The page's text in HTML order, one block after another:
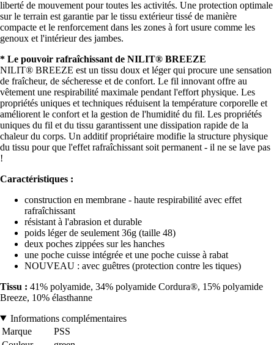
liberté de mouvement pour toutes les activités. Une protection optimale
sur le terrain est garantie par le tissu extérieur tissé de manière
compacte et le renforcement dans les zones à fort usure comme les
genoux et l'intérieur des jambes.
* Le pouvoir rafraîchissant de NILIT® BREEZE
NILIT® BREEZE est un tissu doux et léger qui procure une sensation
de fraîcheur, de sécheresse et de confort. Le fil innovant offre au
vêtement une respirabilité maximale pendant l'effort physique. Les
propriétés uniques et techniques réduisent la température corporelle et
améliorent le confort et la gestion de l'humidité du fil. Les propriétés
uniques du fil et du tissu garantissent une dissipation rapide de la
chaleur du corps. Un additif propriétaire modifie la structure physique
du tissu pour que l'effet rafraîchissant soit permanent - il ne se lave pas
!
Caractéristiques :
construction en membrane - haute respirabilité avec effet
rafraîchissant
résistant à l'abrasion et durable
poids léger de seulement 36g (taille 48)
deux poches zippées sur les hanches
une poche cuisse intégrée et une poche cuisse à rabat
NOUVEAU : avec guêtres (protection contre les tiques)
Tissu : 41% polyamide, 34% polyamide Cordura®, 15% polyamide
Breeze, 10% élasthanne
Informations complémentaires
Marque
PSS